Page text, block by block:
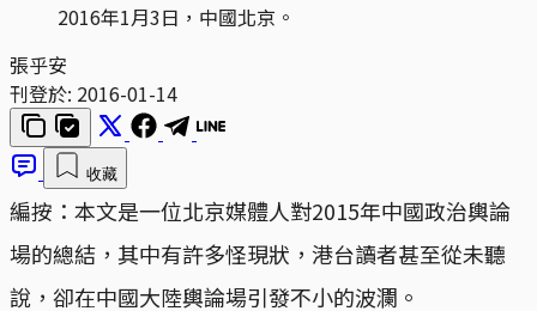
2016年1月3日，中國北京。
張乎安
刊登於: 2016-01-14
收藏
編按：本文是一位北京媒體人對2015年中國政治輿論
場的總結，其中有許多怪現狀，港台讀者甚至從未聽
說，卻在中國大陸輿論場引發不小的波瀾。